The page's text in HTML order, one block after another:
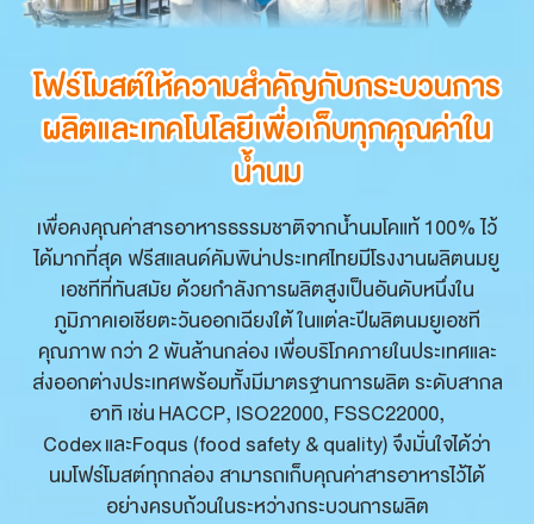
โฟร์โมสต์ให้ความสำคัญกับกระบวนการ
ผลิตและเทคโนโลยีเพื่อเก็บทุกคุณค่าใน
น้ำนม
โฟร์โมสต์ให้ความสำคัญกับกระบวนการ
ผลิตและเทคโนโลยีเพื่อเก็บทุกคุณค่าใน
น้ำนม
เพื่อคงคุณค่าสารอาหารธรรมชาติจากน้ำนมโคแท้ 100% ไว้
ได้มากที่สุด ฟรีสแลนด์คัมพิน่าประเทศไทยมีโรงงานผลิตนมยู
เอชทีที่ทันสมัย ด้วยกำลังการผลิตสูงเป็นอันดับหนึ่งใน
ภูมิภาคเอเชียตะวันออกเฉียงใต้ในแต่ละปีผลิตนมยูเอชที
คุณภาพ กว่า 2 พันล้านกล่อง เพื่อบริโภคภายในประเทศและ
ส่งออกต่างประเทศพร้อมทั้งมีมาตรฐานการผลิต ระดับสากล
อาทิ เช่น HACCP, ISO22000, FSSC22000,
Codex และFoqus (food safety & quality)จึงมั่นใจได้ว่า
นมโฟร์โมสต์ทุกกล่อง สามารถเก็บคุณค่าสารอาหารไว้ได้
อย่างครบถ้วนในระหว่างกระบวนการผลิต